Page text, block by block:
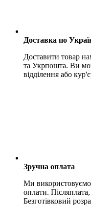
Доставка по
Доставити товар
та Укрпошта. Ви
відділення або
Зручна оплата
Ми використовуємо
оплати.
Безготівковий